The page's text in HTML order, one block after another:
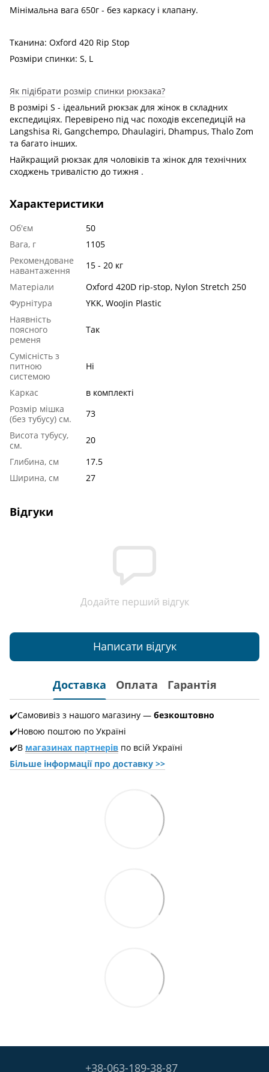
Мінімальна вага 650г - без каркасу і клапану.
Тканина: Oxford 420 Rip Stop
Розміри спинки: S, L
Як підібрати розмір спинки рюкзака?
В розмірі S - ідеальний рюкзак для жінок в складних
експедиціях. Перевірено під час походів ексепедицій на
Langshisa Ri, Gangchempo, Dhaulagiri, Dhampus, Thalo Zom
та багато інших.
Найкращий рюкзак для чоловіків та жінок для технічних
сходжень тривалістю до тижня .
Характеристики
Об'єм
50
Вага, г
1105
Рекомендоване
навантаження
15 - 20 кг
Матеріали
Oxford 420D rip-stop, Nylon Stretch 250
Фурнітура
YKK, WooJin Plastic
Наявність
поясного
ременя
Так
Сумісність з
питною
системою
Ні
Каркас
в комплекті
Розмір мішка
(без тубусу) см.
73
Висота тубусу,
см.
20
Глибина, см
17.5
Ширина, см
27
Відгуки
Додайте перший відгук
Написати відгук
Доставка Оплата Гарантія
✔️Самовивіз з нашого магазину — безкоштовно
✔️Новою поштою по Україні
✔️В магазинах партнерів по всій Україні
Більше інформації про доставкy >>
+38-063-189-38-87